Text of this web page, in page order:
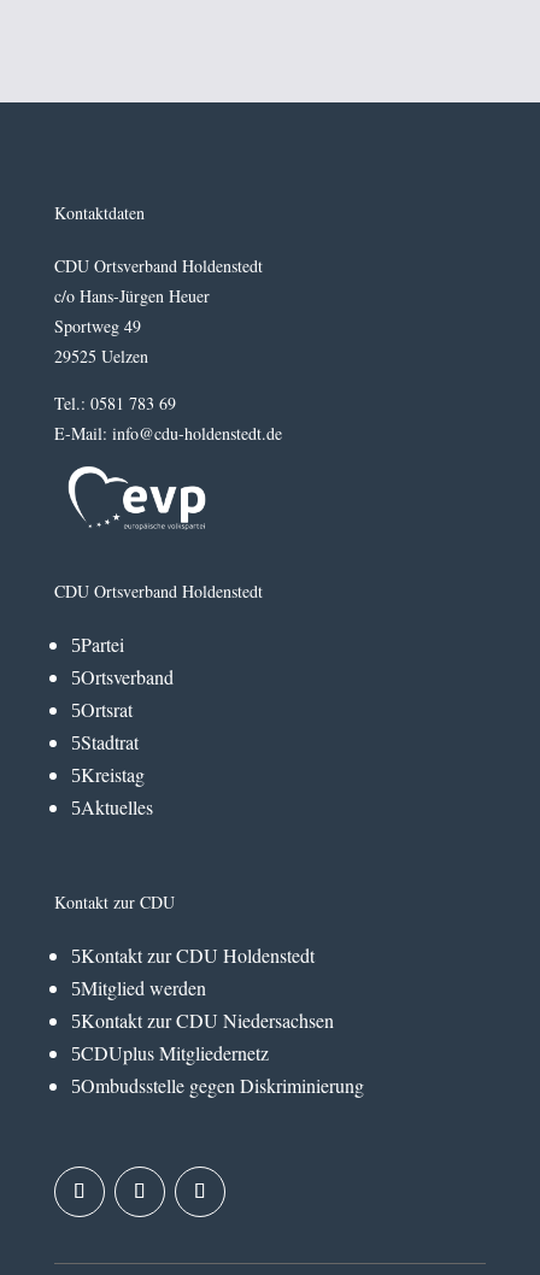
Kontaktdaten
CDU Ortsverband Holdenstedt
c/o Hans-Jürgen Heuer
Sportweg 49
29525 Uelzen
Tel.: 0581 783 69
E-Mail: info@cdu-holdenstedt.de
CDU Ortsverband Holdenstedt
5Partei
5Ortsverband
5Ortsrat
5Stadtrat
5Kreistag
5Aktuelles
Kontakt zur CDU
5Kontakt zur CDU Holdenstedt
5Mitglied werden
5Kontakt zur CDU Niedersachsen
5CDUplus Mitgliedernetz
5Ombudsstelle gegen Diskriminierung